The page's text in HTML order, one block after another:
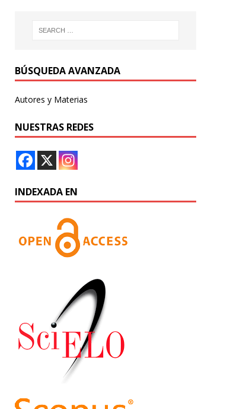
BÚSQUEDA AVANZADA
Autores y Materias
NUESTRAS REDES
INDEXADA EN